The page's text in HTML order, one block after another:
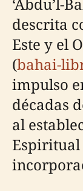
descrita
Este y el
(bahai-
impulso
décadas
al
Espiritual